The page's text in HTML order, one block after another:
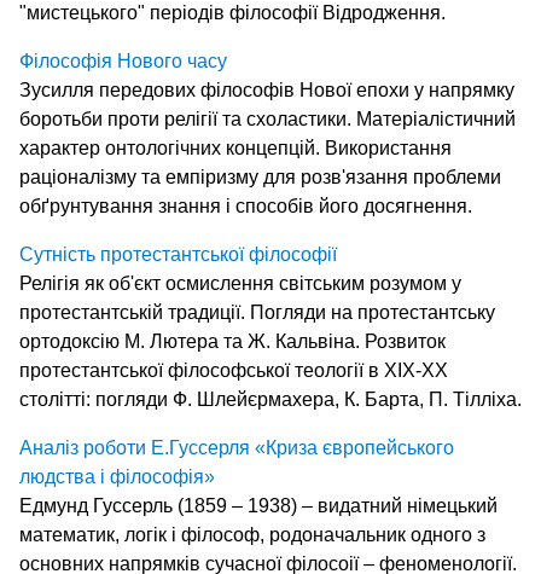
"мистецького" періодів філософії Відродження.
Філософія Нового часу
Зусилля передових філософів Нової епохи у напрямку
боротьби проти релігії та схоластики. Матеріалістичний
характер онтологічних концепцій. Використання
раціоналізму та емпіризму для розв'язання проблеми
обґрунтування знання і способів його досягнення.
Сутність протестантської філософії
Релігія як об'єкт осмислення світським розумом у
протестантській традиції. Погляди на протестантську
ортодоксію М. Лютера та Ж. Кальвіна. Розвиток
протестантської філософської теології в XIX-XX
столітті: погляди Ф. Шлейєрмахера, К. Барта, П. Тілліха.
Аналіз роботи Е.Гуссерля «Криза європейського
людства і філософія»
Едмунд Гуссерль (1859 – 1938) – видатний німецький
математик, логік і філософ, родоначальник одного з
основних напрямків сучасної філосоії – феноменології.